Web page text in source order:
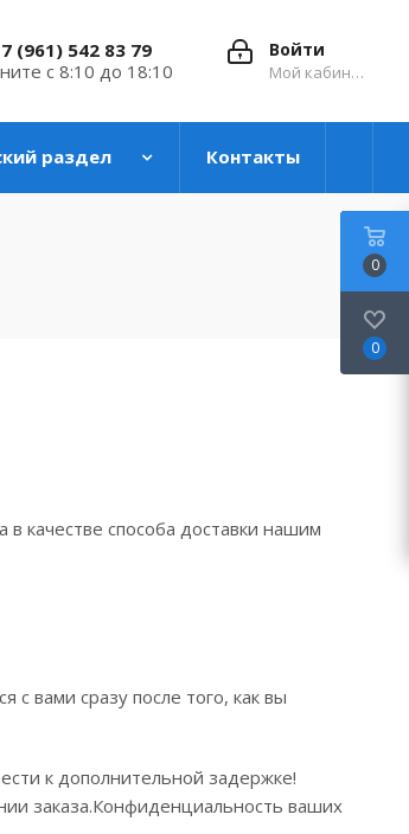
Войти
Мой кабинет
(961) 542 83 79
с 8:10 до 18:10
раздел Контакты
качестве способа доставки нашим
с вами сразу после того, как вы
к дополнительной задержке!
заказа.Конфиденциальность ваших
0
0